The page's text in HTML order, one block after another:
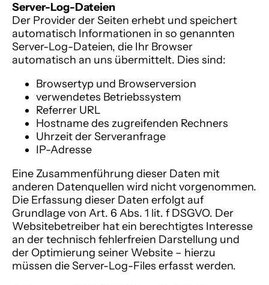
Server-Log-Dateien
Der Provider der Seiten erhebt und speichert
automatisch Informationen in so genannten
Server-Log-Dateien, die Ihr Browser
automatisch an uns übermittelt. Dies sind:
Browsertyp und Browserversion
verwendetes Betriebssystem
Referrer URL
Hostname des zugreifenden Rechners
Uhrzeit der Serveranfrage
IP-Adresse
Eine Zusammenführung dieser Daten mit
anderen Datenquellen wird nicht vorgenommen.
Die Erfassung dieser Daten erfolgt auf
Grundlage von Art. 6 Abs. 1 lit. f DSGVO. Der
Websitebetreiber hat ein berechtigtes Interesse
an der technisch fehlerfreien Darstellung und
der Optimierung seiner Website – hierzu
müssen die Server-Log-Files erfasst werden.